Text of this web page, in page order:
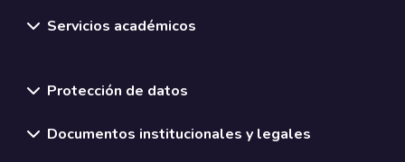
Servicios académicos
Protección de datos
Documentos institucionales y legales